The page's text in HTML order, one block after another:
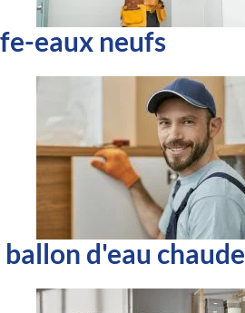
eaux neufs
d'eau chaude